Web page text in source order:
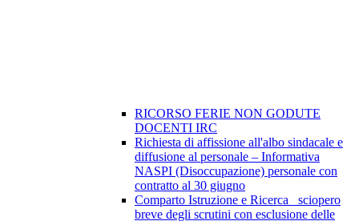
RICORSO FERIE NON GODUTE
DOCENTI IRC
Richiesta di affissione all'albo sindacale e
diffusione al personale – Informativa
NASPI (Disoccupazione) personale con
contratto al 30 giugno
Comparto Istruzione e Ricerca_ sciopero
breve degli scrutini con esclusione delle